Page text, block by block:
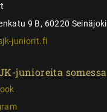
9 B, 60220 Seinäjoki
juniorit.fi
junioreita somessa